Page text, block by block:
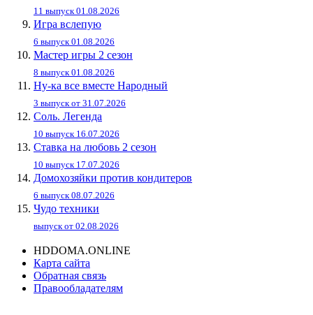
11 выпуск 01.08.2026
Игра вслепую
6 выпуск 01.08.2026
Мастер игры 2 сезон
8 выпуск 01.08.2026
Ну-ка все вместе Народный
3 выпуск от 31.07.2026
Соль. Легенда
10 выпуск 16.07.2026
Ставка на любовь 2 сезон
10 выпуск 17.07.2026
Домохозяйки против кондитеров
6 выпуск 08.07.2026
Чудо техники
выпуск от 02.08.2026
HDDOMA.ONLINE
Карта сайта
Обратная связь
Правообладателям